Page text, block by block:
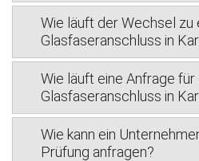
Wie läuft der Wechsel zu
Glasfaseranschluss in
Wie läuft eine Anfrage für
Glasfaseranschluss in
Wie kann ein
Prüfung anfragen?